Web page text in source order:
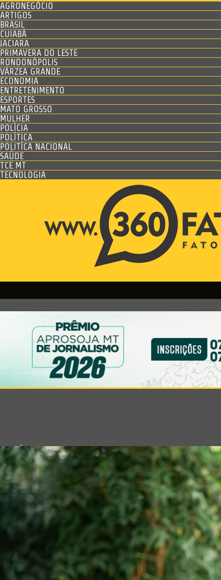
AGRONEGÓCIO
ARTIGOS
BRASIL
CUIABÁ
JACIARA
PRIMAVERA DO LESTE
RONDONÓPOLIS
VÁRZEA GRANDE
ECONOMIA
ENTRETENIMENTO
ESPORTES
MATO GROSSO
MULHER
POLÍCIA
POLÍTICA
POLITÍCA NACIONAL
SAÚDE
TCE MT
TECNOLOGIA
DR. FÁBIO ARGENTA Saúde